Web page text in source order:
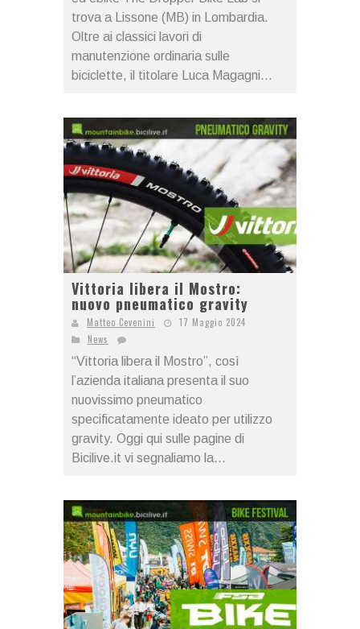
trova a Lissone (MB) in Lombardia.
Oltre ai classici lavori di
manutenzione ordinaria sulle
biciclette, il titolare Luca Magagni...
Vittoria libera il Mostro:
nuovo pneumatico gravity
Matteo Cevenini
17 Maggio 2024
News
“Vittoria libera il Mostro”, così
l’azienda italiana presenta il suo
nuovissimo pneumatico
specificatamente ideato per utilizzo
gravity. Oggi qui sulle pagine di
Bicilive.it vi segnaliamo la...